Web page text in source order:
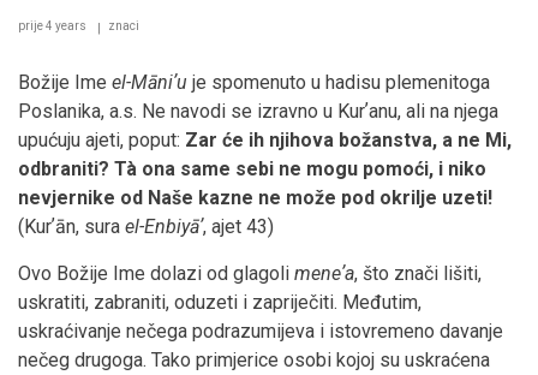
prije 4 years znaci
Božije Ime el-Māniʼu je spomenuto u hadisu plemenitoga
Poslanika, a.s. Ne navodi se izravno u Kurʼanu, ali na njega
upućuju ajeti, poput: Zar će ih njihova božanstva, a ne Mi,
odbraniti? Tà ona same sebi ne mogu pomoći, i niko
nevjernike od Naše kazne ne može pod okrilje uzeti!
(Kurʼān, sura el-Enbiyāʼ, ajet 43)
Ovo Božije Ime dolazi od glagoli meneʼa, što znači lišiti,
uskratiti, zabraniti, oduzeti i zapriječiti. Međutim,
uskraćivanje nečega podrazumijeva i istovremeno davanje
nečeg drugoga. Tako primjerice osobi kojoj su uskraćena